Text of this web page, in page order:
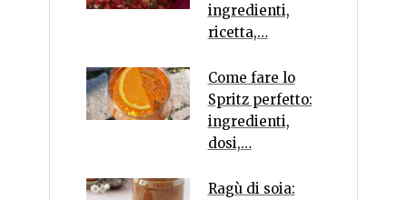
ingredienti,
ricetta,…
Come fare lo
Spritz perfetto:
ingredienti,
dosi,…
Ragù di soia: